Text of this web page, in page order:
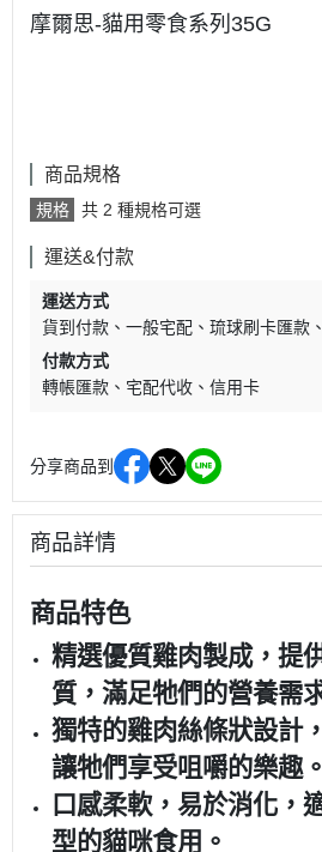
摩爾思-貓用零食系列35G
商品規格
規格 共 2 種規格可選
運送&付款
運送方式
貨到付款
一般宅配 琉球刷卡匯款
付款方式
轉帳匯款
宅配代收 信用卡
分享商品到
商品詳情
商品特色
精選優質雞肉製成，提
質，滿足牠們的營養需
獨特的雞肉絲條狀設計
讓牠們享受咀嚼的樂趣。
口感柔軟，易於消化，
型的貓咪食用。